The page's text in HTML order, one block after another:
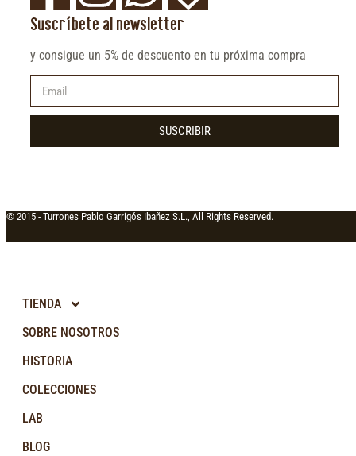
Suscríbete al newsletter
y consigue un 5% de descuento en tu próxima compra
SUSCRIBIR
© 2015 - Turrones Pablo Garrigós Ibañez S.L., All Rights Reserved.
TIENDA
SOBRE NOSOTROS
HISTORIA
COLECCIONES
LAB
BLOG